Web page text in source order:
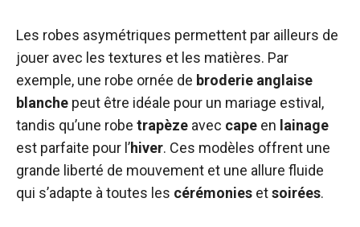
Les robes asymétriques permettent par ailleurs de
jouer avec les textures et les matières. Par
exemple, une robe ornée de broderie anglaise
blanche peut être idéale pour un mariage estival,
tandis qu’une robe trapèze avec cape en lainage
est parfaite pour l’hiver. Ces modèles offrent une
grande liberté de mouvement et une allure fluide
qui s’adapte à toutes les cérémonies etsoirées.